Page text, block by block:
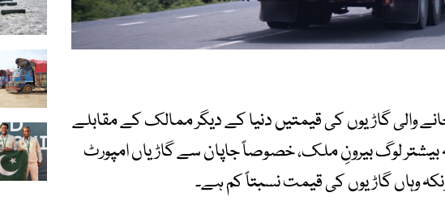
والی گاڑیوں کی قیمتیں دنیا کے دیگر ممالک کے مقابلے
بیشتر لوگ بیرونِ ملک، خصوصاً جاپان سے گاڑیاں امپورٹ
وہاں گاڑیوں کی قیمت نسبتاً کم ہے۔